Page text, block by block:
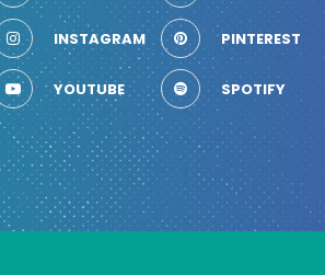
INSTAGRAM PINTEREST
YOUTUBE SPOTIFY